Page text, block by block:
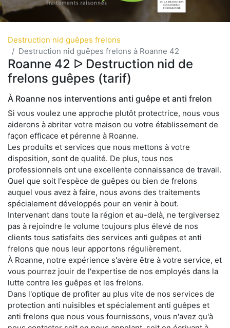
Destruction nid guêpes frelons
Destruction nid guêpes frelons à Roanne 42
Roanne 42 ᐅ Destruction nid de
frelons guêpes (tarif)
À Roanne nos interventions anti guêpe et anti frelon
Si vous voulez une approche plutôt protectrice, nous vous
aiderons à abriter votre maison ou votre établissement de
façon efficace et pérenne à Roanne.
Les produits et services que nous mettons à votre
disposition, sont de qualité. De plus, tous nos
professionnels ont une excellente connaissance de travail.
Quel que soit l'espèce de guêpes ou bien de frelons
auquel vous avez à faire, nous avons des traitements
spécialement développés pour en venir à bout.
Intervenant dans toute la région et au-delà, ne tergiversez
pas à rejoindre le volume toujours plus élevé de nos
clients tous satisfaits des services anti guêpes et anti
frelons que nous leur apportons régulièrement.
À Roanne, notre expérience s'avère être à votre service, et
vous pourrez jouir de l'expertise de nos employés dans la
lutte contre les guêpes et les frelons.
Dans l'optique de profiter au plus vite de nos services de
protection anti nuisibles et spécialement anti guêpes et
anti frelons que nous vous fournissons, vous n'avez qu'à